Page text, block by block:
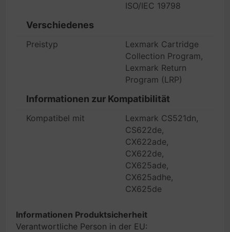
ISO/IEC 19798
Verschiedenes
Preistyp
Lexmark Cartridge
Collection Program,
Lexmark Return
Program (LRP)
Informationen zur Kompatibilität
Kompatibel mit
Lexmark CS521dn,
CS622de,
CX622ade,
CX622de,
CX625ade,
CX625adhe,
CX625de
Informationen Produktsicherheit
Verantwortliche Person in der EU: